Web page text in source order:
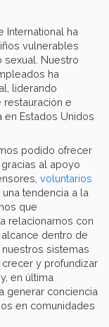
International ha
vulnerables
sexual. Nuestro
ha
liderando
e
en Estados Unidos
podido ofrecer
al apoyo
voluntarios
tendencia a la
que
relacionarnos con
dentro de
sistemas
y profundizar
en última
generar conciencia
en comunidades